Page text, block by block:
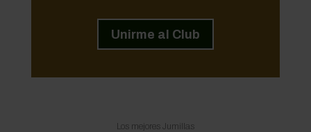
Unirme al Club
Los mejores Jumillas